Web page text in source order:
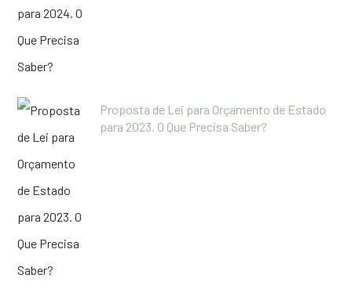
Proposta de Lei para Orçamento de Estado
para 2023. O Que Precisa Saber?